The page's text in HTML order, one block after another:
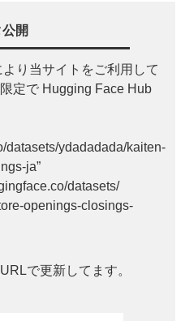
開
り当サイトをご利用して
定で Hugging Face Hub
datasets/ydadadada/kaiten-
ja”
datasets/
openings-closings-
で更新してます。